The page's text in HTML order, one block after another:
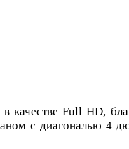
качестве Full HD,
с диагональю 4